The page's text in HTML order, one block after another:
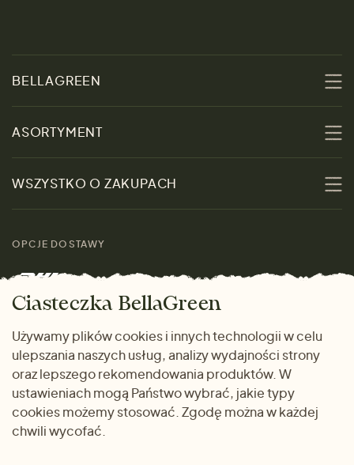
BELLAGREEN
Zrównoważoność
Skontaktuj się z nami
Marki
ASORTYMENT
Kobiety
Mężczyźni
Prezenty
WSZYSTKO O ZAKUPACH
rozmiarach
Zwrot towaru
Dlaczego warto kupować
u nas
OPCJE DOSTAWY
METODY PŁATNOŚCI
Ciasteczka BellaGreen
Używamy plików cookies i innych technologii w celu
ulepszania naszych usług, analizy wydajności strony
oraz lepszego rekomendowania produktów. W
ustawieniach mogą Państwo wybrać, jakie typy
cookies możemy stosować. Zgodę można w każdej
chwili wycofać.